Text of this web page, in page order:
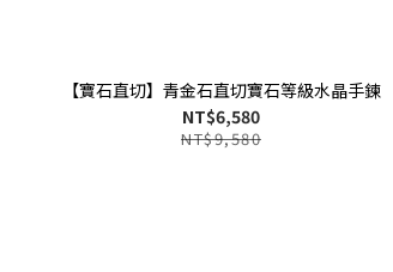
【寶石直切】青金石直切寶石等級水晶手鍊
NT$6,580
NT$9,580